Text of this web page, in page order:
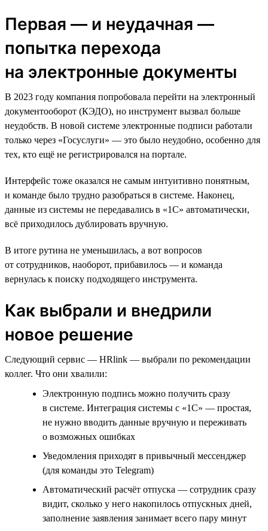
Первая — и неудачная —
попытка перехода
на электронные документы
В 2023 году компания попробовала перейти на электронный
документооборот (КЭДО), но инструмент вызвал больше
неудобств. В новой системе электронные подписи работали
только через «Госуслуги» — это было неудобно, особенно для
тех, кто ещё не регистрировался на портале.
Интерфейс тоже оказался не самым интуитивно понятным,
и команде было трудно разобраться в системе. Наконец,
данные из системы не передавались в «1С» автоматически,
всё приходилось дублировать вручную.
В итоге рутина не уменьшилась, а вот вопросов
от сотрудников, наоборот, прибавилось — и команда
вернулась к поиску подходящего инструмента.
Как выбрали и внедрили
новое решение
Следующий сервис — HRlink — выбрали по рекомендации
коллег. Что они хвалили:
Электронную подпись можно получить сразу
в системе. Интеграция системы с «1С» — простая,
не нужно вводить данные вручную и переживать
о возможных ошибках
Уведомления приходят в привычный мессенджер
(для команды это Telegram)
Автоматический расчёт отпуска — сотрудник сразу
видит, сколько у него накопилось отпускных дней,
заполнение заявления занимает всего пару минут